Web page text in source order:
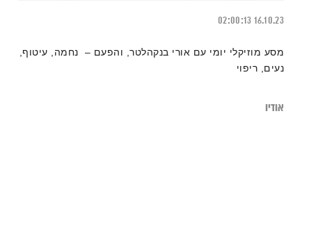
16.10.23
02:00:13
מסע מוזיקלי יומי עם אורי בנקהלטר, והפעם – נחמה, עיטוף,
נעים, ריפוי
אודיו